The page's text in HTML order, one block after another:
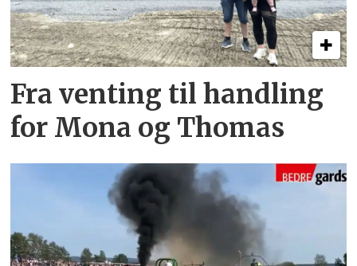
Fra venting til handling
for Mona og Thomas